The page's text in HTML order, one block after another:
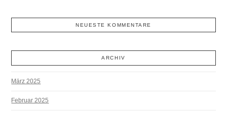
NEUESTE KOMMENTARE
ARCHIV
März 2025
Februar 2025